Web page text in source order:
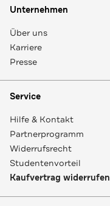
Unternehmen
Über uns
Karriere
Presse
Service
Hilfe & Kontakt
Partnerprogramm
Widerrufsrecht
Studentenvorteil
Kaufvertrag widerrufen